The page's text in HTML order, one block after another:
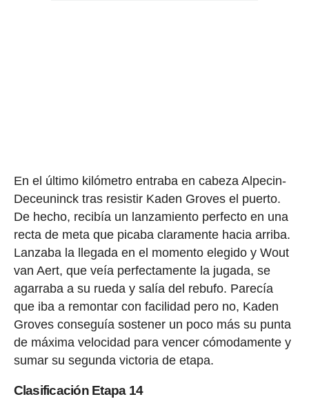
En el último kilómetro entraba en cabeza Alpecin-
Deceuninck tras resistir Kaden Groves el puerto.
De hecho, recibía un lanzamiento perfecto en una
recta de meta que picaba claramente hacia arriba.
Lanzaba la llegada en el momento elegido y Wout
van Aert, que veía perfectamente la jugada, se
agarraba a su rueda y salía del rebufo. Parecía
que iba a remontar con facilidad pero no, Kaden
Groves conseguía sostener un poco más su punta
de máxima velocidad para vencer cómodamente y
sumar su segunda victoria de etapa.
Clasificación Etapa 14